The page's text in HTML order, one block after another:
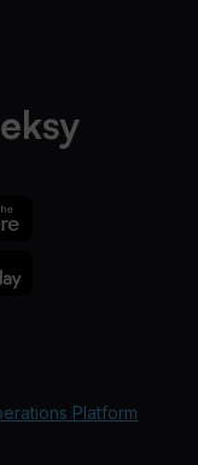
Platform